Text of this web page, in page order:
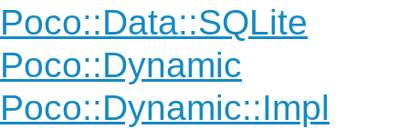
Poco::Data::SQLite
Poco::Dynamic
Poco::Dynamic::Impl